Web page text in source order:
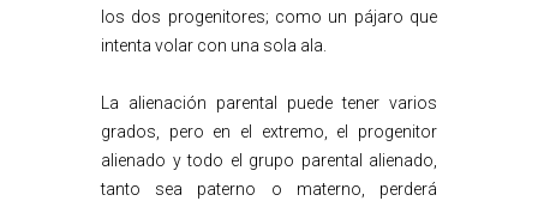
los dos progenitores; como un pájaro que
intenta volar con una sola ala.
La alienación parental puede tener varios
grados, pero en el extremo, el progenitor
alienado y todo el grupo parental alienado,
tanto sea paterno o materno, perderá